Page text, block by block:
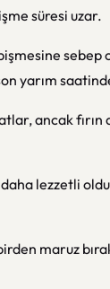
süresi uzar.
sebep
yarım
ancak fırın
lezzetli
maruz